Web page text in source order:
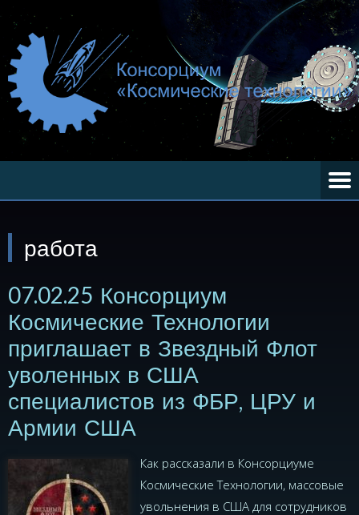
работа
07.02.25 Консорциум
Космические Технологии
приглашает в Звездный Флот
уволенных в США
специалистов из ФБР, ЦРУ и
Армии США
Как рассказали в Консорциуме
Космические Технологии, массовые
увольнения в США для сотрудников